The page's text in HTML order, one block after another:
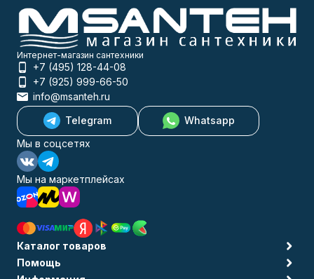
Интернет-магазин сантехники
+7 (495) 128-44-08
+7 (925) 999-66-50
info@msanteh.ru
Telegram
Whatsapp
Мы в соцсетях
Мы на маркетплейсах
Каталог товаров
Помощь